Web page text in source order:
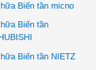
Biến tần micno
Biến tần
Biến tần NIETZ